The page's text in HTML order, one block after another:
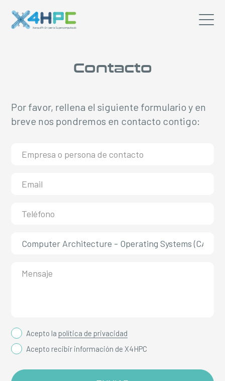
Contacto
Por favor, rellena el siguiente formulario y en
breve nos pondremos en contacto contigo:
Acepto la política de privacidad
Acepto recibir información de X4HPC